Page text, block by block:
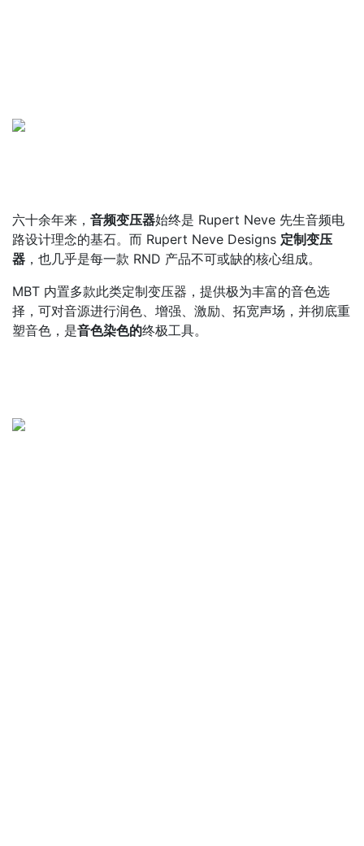
六十余年来， 音频变压器始终是 Rupert Neve 先生音频电
路设计理念的基石。而 Rupert Neve Designs 定制变压
器 ，也几乎是每一款 RND 产品不可或缺的核心组成。
MBT 内置多款此类定制变压器，提供极为丰富的音色选
择，可对音源进行润色、增强、激励、拓宽声场，并彻底重
塑音色，是音色染色的终极工具。